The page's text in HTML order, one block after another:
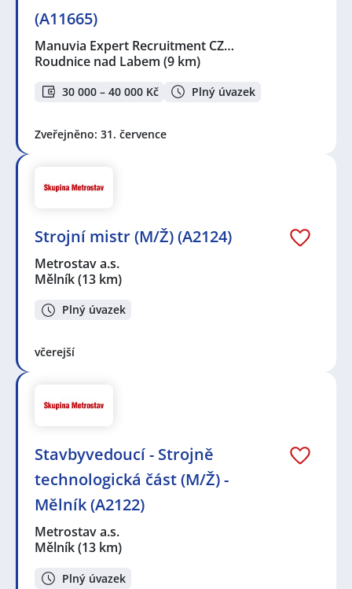
(A11665)
Manuvia Expert Recruitment CZ…
Roudnice nad Labem (9 km)
30 000 – 40 000 Kč Plný úvazek
Zveřejněno: 31. července
Strojní mistr (M/Ž) (A2124)
Metrostav a.s.
Mělník(13 km)
Plný úvazek
včerejší
Stavbyvedoucí - Strojně
technologická část (M/Ž) -
Mělník (A2122)
Metrostav a.s.
Mělník(13 km)
Plný úvazek